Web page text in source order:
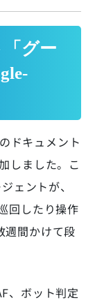
グー
ドキュメント
しました。こ
ェントが、
回したり操作
週間かけて段
、ボット判定